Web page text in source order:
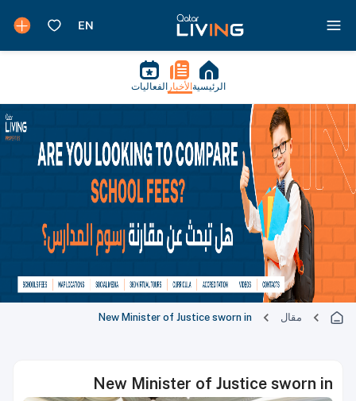
الرئيسية الأخبار الفعاليات
مقال New Minister of Justice sworn in
New Minister of Justice sworn in